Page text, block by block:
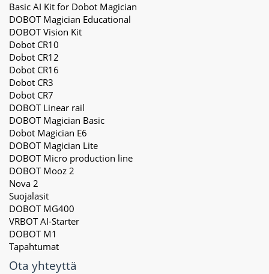
Basic AI Kit for Dobot Magician
DOBOT Magician Educational
DOBOT Vision Kit
Dobot CR10
Dobot CR12
Dobot CR16
Dobot CR3
Dobot CR7
DOBOT Linear rail
DOBOT Magician Basic
Dobot Magician E6
DOBOT Magician Lite
DOBOT Micro production line
DOBOT Mooz 2
Nova 2
Suojalasit
DOBOT MG400
VRBOT AI-Starter
DOBOT M1
Tapahtumat
Ota yhteyttä